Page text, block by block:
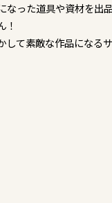
った道具や資材を出
！
て素敵な作品になる